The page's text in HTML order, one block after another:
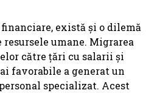
există și o dilemă
umane. Migrarea
către țări cu salarii și
favorabile a generat un
specializat. Acest